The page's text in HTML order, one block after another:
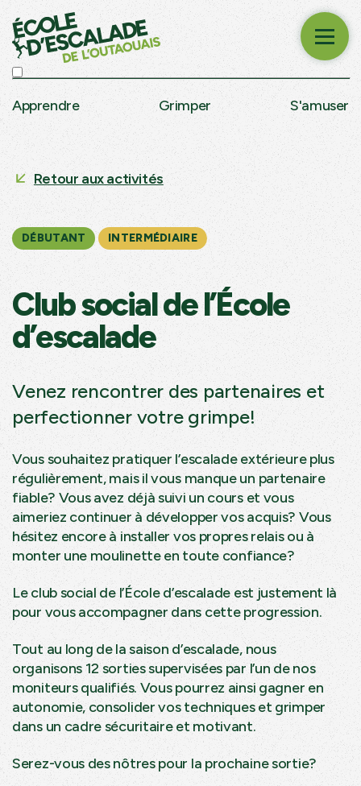
Apprendre Grimper S'amuser
Retour aux activités
DÉBUTANT INTERMÉDIAIRE
Club social de l’École
d’escalade
Venez rencontrer des partenaires et
perfectionner votre grimpe!
Vous souhaitez pratiquer l’escalade extérieure plus
régulièrement, mais il vous manque un partenaire
fiable? Vous avez déjà suivi un cours et vous
aimeriez continuer à développer vos acquis? Vous
hésitez encore à installer vos propres relais ou à
monter une moulinette en toute confiance?
Le club social de l’École d’escalade est justement là
pour vous accompagner dans cette progression.
Tout au long de la saison d’escalade, nous
organisons 12 sorties supervisées par l’un de nos
moniteurs qualifiés. Vous pourrez ainsi gagner en
autonomie, consolider vos techniques et grimper
dans un cadre sécuritaire et motivant.
Serez-vous des nôtres pour la prochaine sortie?